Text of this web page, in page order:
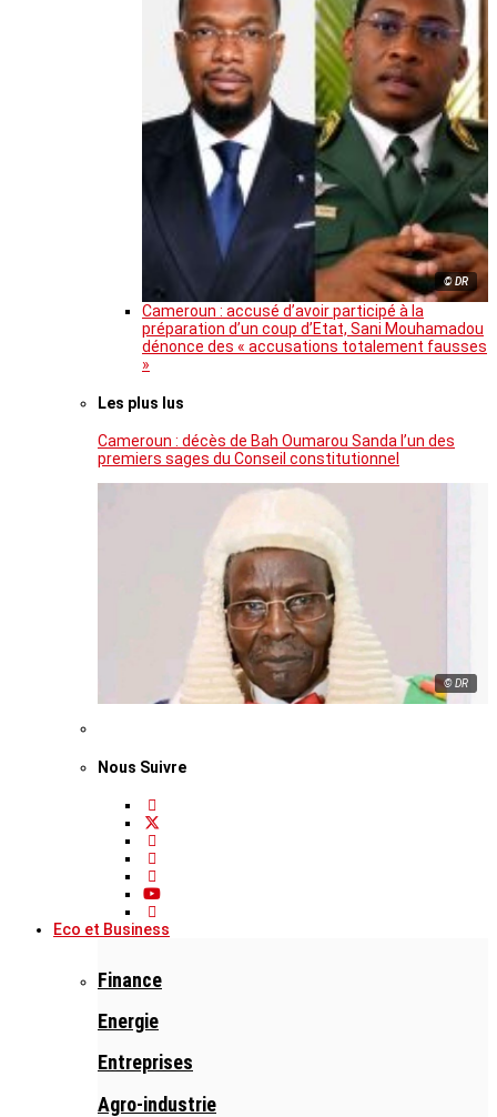
© DR
Cameroun : accusé d’avoir participé à la
préparation d’un coup d’Etat, Sani Mouhamadou
dénonce des « accusations totalement fausses
»
Les plus lus
Cameroun : décès de Bah Oumarou Sanda l’un des
premiers sages du Conseil constitutionnel
© DR
Nous Suivre
Eco et Business
Finance
Energie
Entreprises
Agro-industrie